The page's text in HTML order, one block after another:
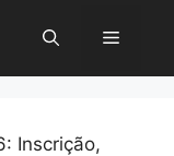
Menu
Inscrição,